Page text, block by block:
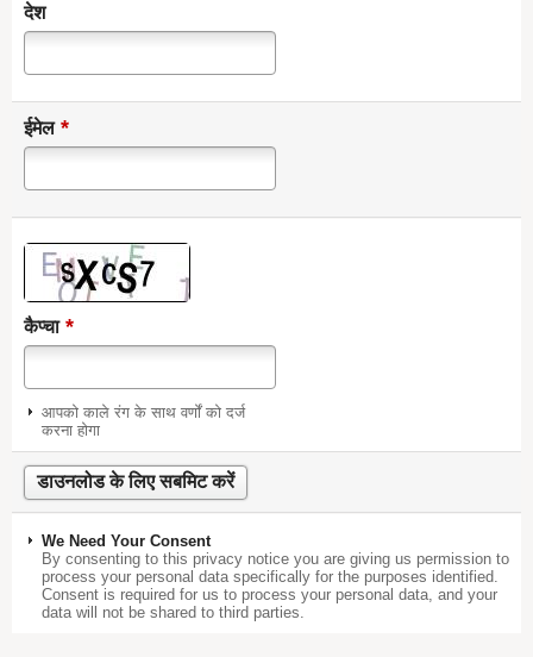
देश
ईमेल *
कैप्चा *
आपको काले रंग के साथ वर्णों को दर्ज
करना होगा
We Need Your Consent
By consenting to this privacy notice you are giving us permission to
process your personal data specifically for the purposes identified.
Consent is required for us to process your personal data, and your
data will not be shared to third parties.